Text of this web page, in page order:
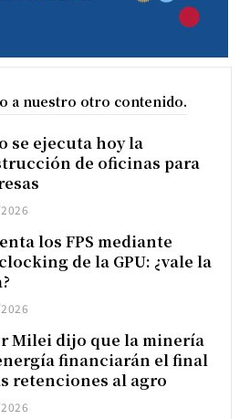
a nuestro otro contenido.
se ejecuta hoy la
de oficinas para
los FPS mediante
de la GPU: ¿vale la
Milei dijo que la minería
financiarán el final
retenciones al agro